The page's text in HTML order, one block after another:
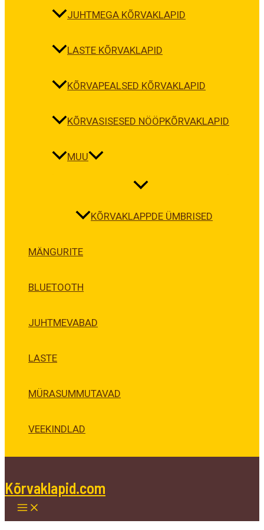
JUHTMEGA KÕRVAKLAPID
LASTE KÕRVAKLAPID
KÕRVAPEALSED KÕRVAKLAPID
KÕRVASISESED NÖÖPKÕRVAKLAPID
MUU
KÕRVAKLAPPDE ÜMBRISED
MÄNGURITE
BLUETOOTH
JUHTMEVABAD
LASTE
MÜRASUMMUTAVAD
VEEKINDLAD
Kõrvaklapid.com